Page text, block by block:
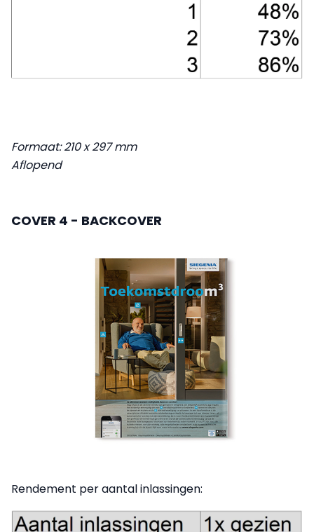
Formaat: 210 x 297 mm
Aflopend
COVER 4 - BACKCOVER
Rendement per aantal inlassingen: